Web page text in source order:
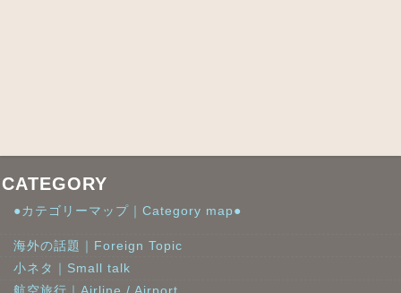
CATEGORY
●カテゴリーマップ｜Category map●
海外の話題｜Foreign Topic
小ネタ｜Small talk